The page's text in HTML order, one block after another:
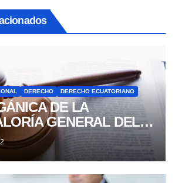
DERECHO DERECHO ECUATORIANO
DE LA
GENERAL DEL